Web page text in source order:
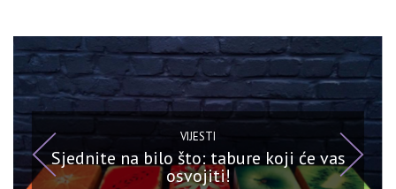
VIJESTI
Sjednite na bilo što: tabure koji će vas
osvojiti!